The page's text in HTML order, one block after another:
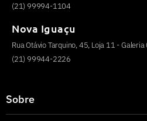
(21) 99994-1104
Nova Iguaçu
Rua Otávio Tarquino, 45, Loja 11 -
(21) 99944-2226
Sobre